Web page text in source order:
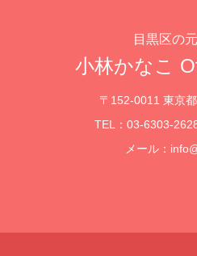
目黒区の
小林かなこ
〒152-0011 東京
TEL：03-6303-
メール：